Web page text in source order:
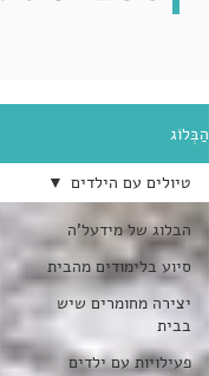
הַבְּלוֹג
הבלוג של מידעל'ה
סיוע בלימודים מהבית
יצירה מחומרים שיש
בבית
פעילויות עם ילדים
טיולים עם הילדים